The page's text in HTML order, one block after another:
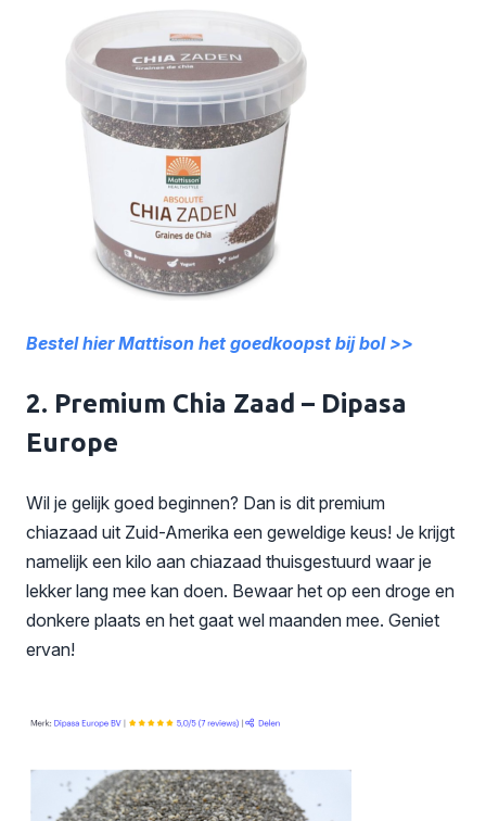
Bestel hier Mattison het goedkoopst bij bol >>
2. Premium Chia Zaad – Dipasa
Europe
Wil je gelijk goed beginnen? Dan is dit premium
chiazaad uit Zuid-Amerika een geweldige keus! Je krijgt
namelijk een kilo aan chiazaad thuisgestuurd waar je
lekker lang mee kan doen. Bewaar het op een droge en
donkere plaats en het gaat wel maanden mee. Geniet
ervan!